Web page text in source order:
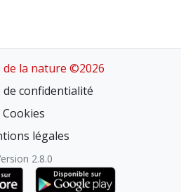
de la nature ©2026
de confidentialité
Cookies
légales
2.8.0